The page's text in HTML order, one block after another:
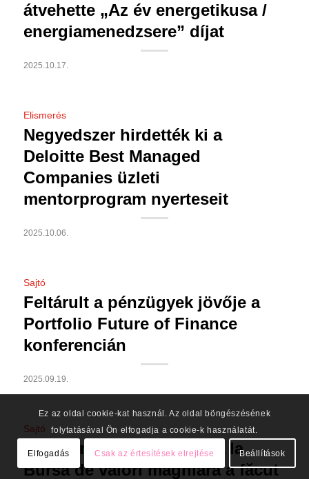
átvehette „Az év energetikusa /
energiamenedzsere” díjat
2025.10.17.
Elismerés
Negyedszer hirdették ki a
Deloitte Best Managed
Companies üzleti
mentorprogram nyerteseit
2025.10.06.
Sajtó
Feltárult a pénzügyek jövője a
Portfolio Future of Finance
konferencián
2025.09.19.
Sajtó
Compania agricolă cotată la
Bursa de valori maghiară a făcut
Ez az oldal cookie-kat használ. Az oldal böngészésének
folytatásával Ön elfogadja a cookie-k használatát.
Elfogadás Csak az értesítések elrejtése Beállítások